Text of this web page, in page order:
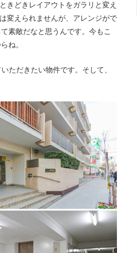
きどきレイアウトをガラリと変え
変えられませんが、アレンジがで
素敵だなと思うんです。今もこ
ね。
ただきたい物件です。そして、